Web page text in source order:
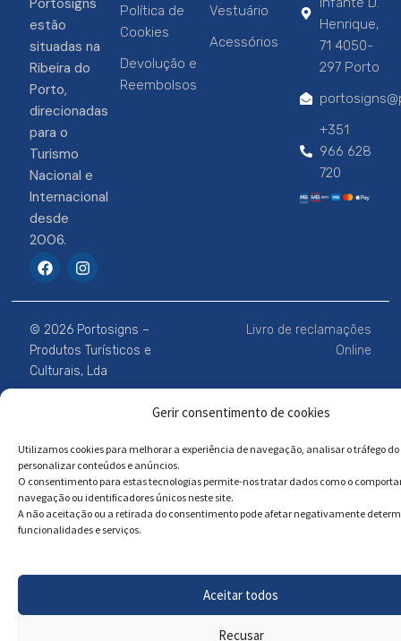
Gerir consentimento de cookies
Utilizamos cookies para melhorar a experiência de navegação, analisar o tráfego do
personalizar conteúdos e anúncios.
O consentimento para estas tecnologias permite-nos tratar dados como o
navegação ou identificadores únicos neste site.
A não aceitação ou a retirada do consentimento pode afetar negativamente
funcionalidades e serviços.
Aceitar todos
Recusar
Portosigns
estão
situadas na
Ribeira do
Porto,
direcionadas
para o
Turismo
Nacional e
Internacional
desde
2006.
F
a
e
b
o
o
k
I
n
t
a
g
r
a
m
Política de
Cookies
Devolução e
Reembolsos
Vestuário
Acessórios
Henrique,
71 4050-
297 Porto
+351
966 628
720
© 2026 Portosigns –
Produtos Turísticos e
Culturais, Lda
Livro de reclamações
Online